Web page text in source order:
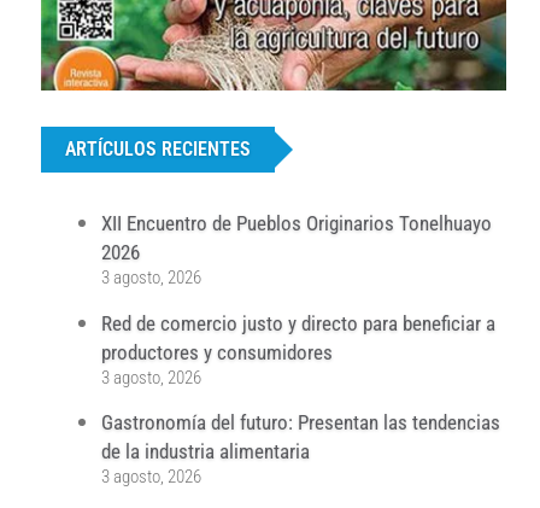
ARTÍCULOS RECIENTES
XII Encuentro de Pueblos Originarios Tonelhuayo
2026
3 agosto, 2026
Red de comercio justo y directo para beneficiar a
productores y consumidores
3 agosto, 2026
Gastronomía del futuro: Presentan las tendencias
de la industria alimentaria
3 agosto, 2026